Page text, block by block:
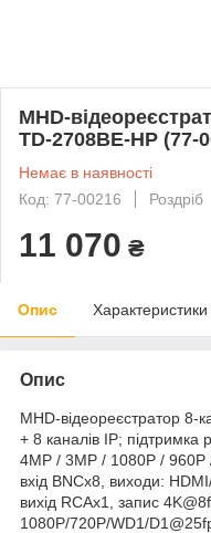
MHD-
TD-2708BE-HP (77-
Немає в наявності
Код: 77-00216
Роздріб
11 070 ₴
Опис Характеристики
Опис
MHD-відеореєстратор 8-
+ 8 каналів IP; підтримка
4MP / 3MP / 1080P /
вхід BNCx8, виходи:
вихід RCAx1, запис
1080P/720P/WD1/